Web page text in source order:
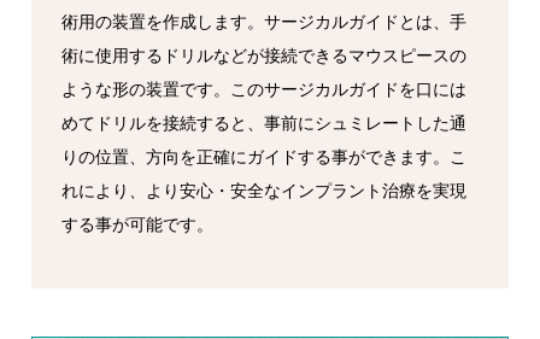
術用の装置を作成します。サージカルガイドとは、手
術に使用するドリルなどが接続できるマウスピースの
ような形の装置です。このサージカルガイドを口には
めてドリルを接続すると、事前にシュミレートした通
りの位置、方向を正確にガイドする事ができます。こ
れにより、より安心・安全なインプラント治療を実現
する事が可能です。